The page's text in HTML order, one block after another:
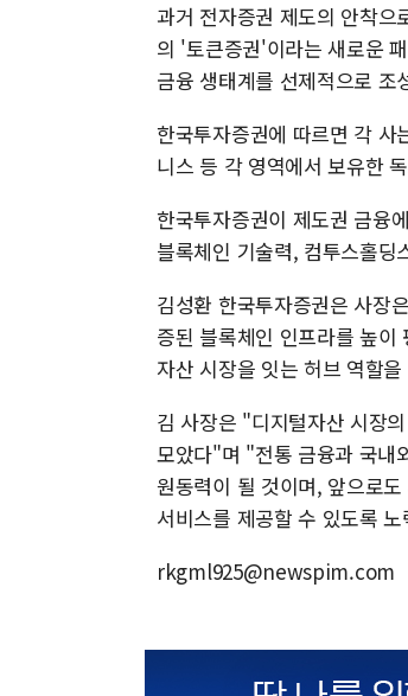
과거 전자증권 제도의 안착
의 '토큰증권'이라는 새로운
금융 생태계를 선제적으로 조
한국투자증권에 따르면 각
니스 등 각 영역에서 보유한
한국투자증권이 제도권 금융
블록체인 기술력, 컴투스홀
김성환 한국투자증권은 사장
증된 블록체인 인프라를 높
자산 시장을 잇는 허브 역할
김 사장은 "디지털자산 시장
모았다"며 "전통 금융과 국내
원동력이 될 것이며, 앞으로
서비스를 제공할 수 있도록
rkgml925@newspim.com